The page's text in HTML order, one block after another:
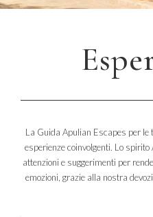
La Guida Apulian Escapes per le
esperienze coinvolgenti. Lo
attenzioni e suggerimenti per
emozioni, grazie alla nostra